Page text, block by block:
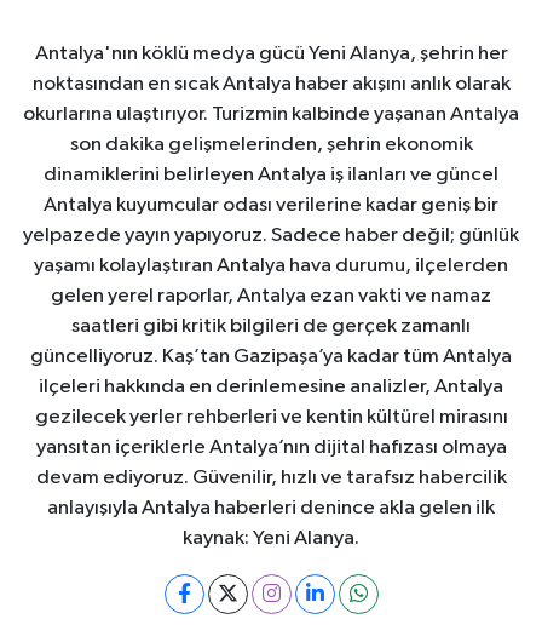
Antalya'nın köklü medya gücü Yeni Alanya, şehrin her
noktasından en sıcak Antalya haber akışını anlık olarak
okurlarına ulaştırıyor. Turizmin kalbinde yaşanan Antalya
son dakika gelişmelerinden, şehrin ekonomik
dinamiklerini belirleyen Antalya iş ilanları ve güncel
Antalya kuyumcular odası verilerine kadar geniş bir
yelpazede yayın yapıyoruz. Sadece haber değil; günlük
yaşamı kolaylaştıran Antalya hava durumu, ilçelerden
gelen yerel raporlar, Antalya ezan vakti ve namaz
saatleri gibi kritik bilgileri de gerçek zamanlı
güncelliyoruz. Kaş’tan Gazipaşa’ya kadar tüm Antalya
ilçeleri hakkında en derinlemesine analizler, Antalya
gezilecek yerler rehberleri ve kentin kültürel mirasını
yansıtan içeriklerle Antalya’nın dijital hafızası olmaya
devam ediyoruz. Güvenilir, hızlı ve tarafsız habercilik
anlayışıyla Antalya haberleri denince akla gelen ilk
kaynak: Yeni Alanya.